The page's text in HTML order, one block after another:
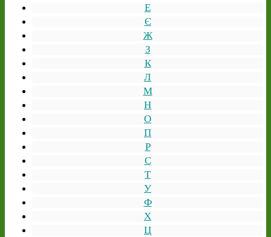
Е
Є
Ж
З
К
Л
М
Н
О
П
Р
С
Т
У
Ф
Х
Ц